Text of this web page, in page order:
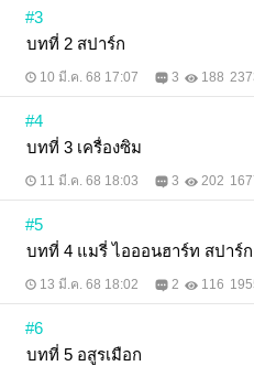
#3
บทที่ 2 สปาร์ก
10 มี.ค. 68 17:07 3 188
#4
บทที่ 3 เครื่องซิม
11 มี.ค. 68 18:03 3 202
#5
บทที่ 4 แมรี่ ไอออนฮาร์ท สปา
13 มี.ค. 68 18:02 2 116
#6
บทที่ 5 อสูรเมือก